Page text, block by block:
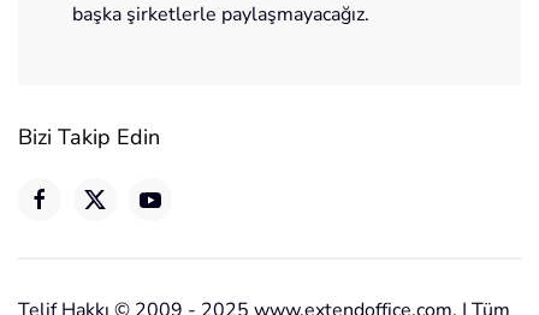
başka şirketlerle paylaşmayacağız.
Bizi Takip Edin